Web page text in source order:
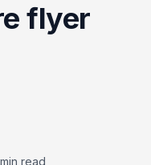
flyer
read